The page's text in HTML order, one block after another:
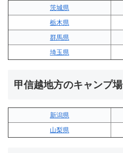
茨城県
栃木県
群馬県
埼玉県
甲信越地方のキャンプ場
新潟県
山梨県